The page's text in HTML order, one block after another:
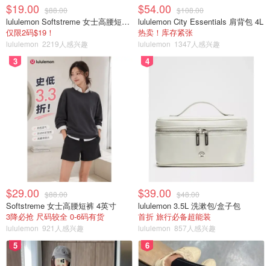
$19.00 $88.00
lululemon Softstreme 女士高腰短裤 10cm
仅限2码$19！
lululemon 2219人感兴趣
$54.00 $108.00
lululemon City Essentials 肩背包 4L
热卖！库存紧张
lululemon 1347人感兴趣
3
$29.00 $88.00
Softstreme 女士高腰短裤 4英寸
3降必抢 尺码较全 0-6码有货
lululemon 921人感兴趣
4
$39.00 $48.00
lululemon 3.5L 洗漱包/盒子包
首折 旅行必备超能装
lululemon 857人感兴趣
5 6